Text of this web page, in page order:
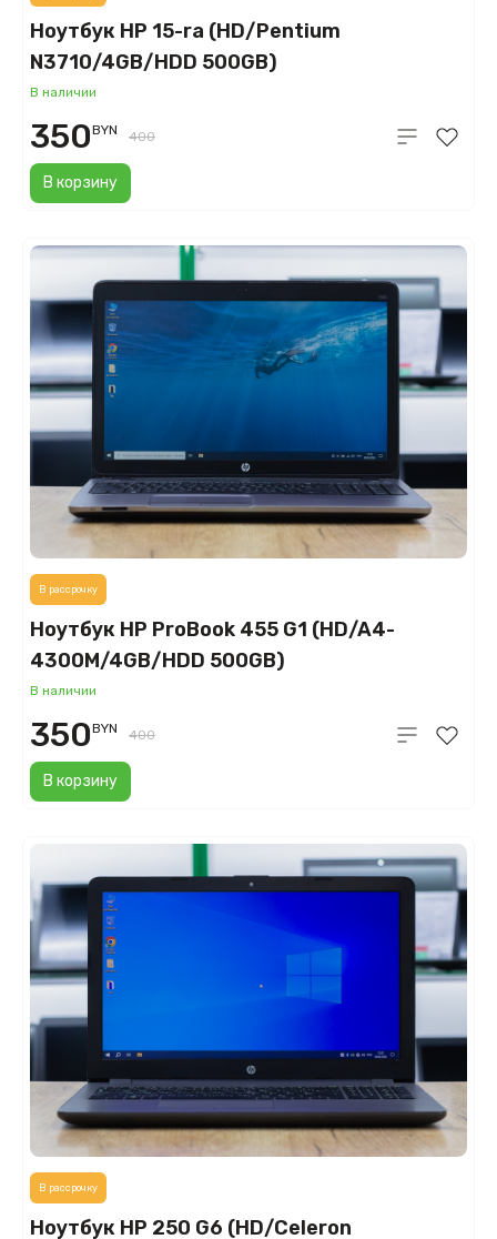
Ноутбук HP 15-ra (HD/Pentium
N3710/4GB/HDD 500GB)
В наличии
В корзину
350BYN 400
Ноутбук HP ProBook 455 G1 (HD/A4-
4300M/4GB/HDD 500GB)
В наличии
В корзину
В рассрочку
350BYN 400
Ноутбук HP 250 G6 (HD/Celeron
В рассрочку